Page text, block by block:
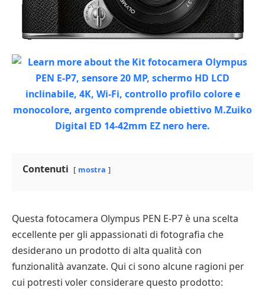
Contenuti mostra
Questa fotocamera Olympus PEN E-P7 è una scelta
eccellente per gli appassionati di fotografia che
desiderano un prodotto di alta qualità con
funzionalità avanzate. Qui ci sono alcune ragioni per
cui potresti voler considerare questo prodotto: